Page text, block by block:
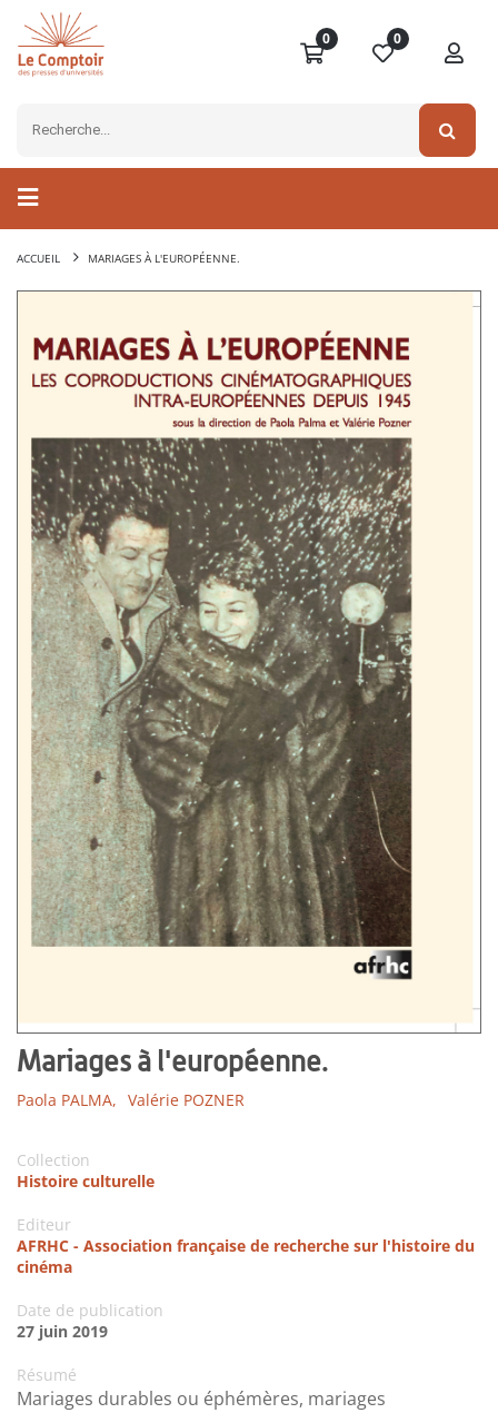
0 0
ACCUEIL MARIAGES À L'EUROPÉENNE.
Mariages à l'européenne.
Paola PALMA, Valérie POZNER
Collection
Histoire culturelle
Editeur
AFRHC - Association française de recherche sur l'histoire du
cinéma
Date de publication
27 juin 2019
Résumé
Mariages durables ou éphémères, mariages